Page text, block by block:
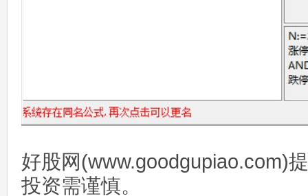
好股网(www.goodgupiao.com)
投资需谨慎。